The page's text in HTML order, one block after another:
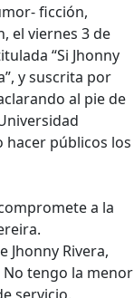
ficción,
el viernes 3 de
“Si Jhonny
y suscrita por
al pie de
hacer públicos los
a la
Jhonny Rivera,
tengo la menor
servicio.